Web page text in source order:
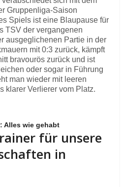
Gruppenliga-Saison
Spiels ist eine Blaupause für
TSV der vergangenen
ausgeglichenen Partie in der
mit 0:3 zurück, kämpft
bravourös zurück und ist
oder sogar in Führung
man wieder mit leeren
klarer Verlierer vom Platz.
Alles wie gehabt
für unsere
in